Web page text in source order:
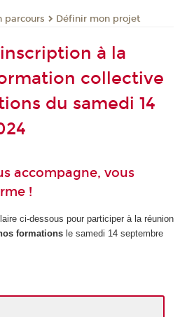
parcours Définir mon projet
à la
collective
du samedi 14
accompagne, vous
!
ci-dessous pour participer à la réunion
formations le samedi 14 septembre